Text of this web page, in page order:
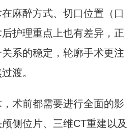
麻醉方式、切口位置（口
护理重点上也有差异，正
系的稳定，轮廓手术更注
渡。
术前都需要进行全面的影
侧位片、三维CT重建以及